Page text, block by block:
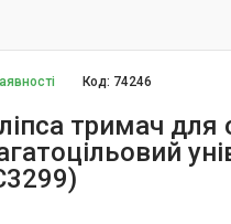
Код: 74246
тримач